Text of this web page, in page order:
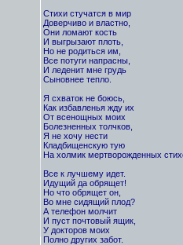
Стихи стучатся в мир
Доверчиво и властно,
Они ломают кость
И выгрызают плоть,
Но не родиться им,
Все потуги напрасны,
И леденит мне грудь
Сыновнее тепло.
Я схваток не боюсь,
Как избавленья жду их
От всенощных моих
Болезненных толчков,
Я не хочу нести
Кладбищенскую тую
На холмик мертворожденных
Все к лучшему идет.
Идущий да обрящет!
Но что обрящет он,
Во мне сидящий плод?
А телефон молчит
И пуст почтовый ящик,
У докторов моих
Полно других забот.